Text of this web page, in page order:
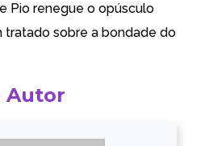
Pio renegue o opúsculo
tratado sobre a bondade do
Autor